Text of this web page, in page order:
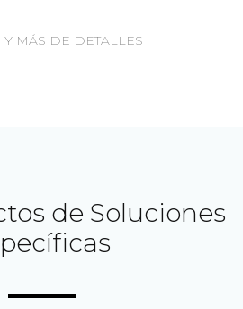
MÁS DE DETALLES
de Soluciones